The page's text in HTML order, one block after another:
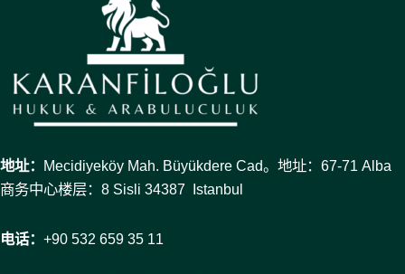
地址： Mecidiyeköy Mah. Büyükdere Cad。地址：67-71 Alba
商务中心楼层：8 Sisli 34387 Istanbul
电话： +90 532 659 35 11